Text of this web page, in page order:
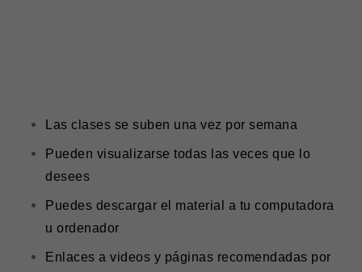
Las clases se suben una vez por semana
Pueden visualizarse todas las veces que lo
desees
Puedes descargar el material a tu computadora
u ordenador
Enlaces a videos y páginas recomendadas por